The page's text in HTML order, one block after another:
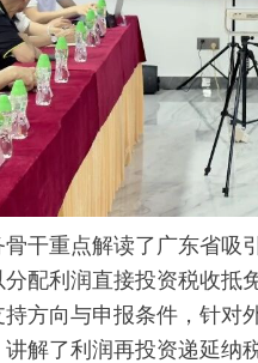
重点解读了广东省吸
配利润直接投资税收抵
方向与申报条件，针对
解了利润再投资递延纳